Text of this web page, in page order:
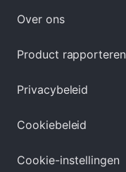
Over ons
Product rapporteren
Privacybeleid
Cookiebeleid
Cookie-instellingen